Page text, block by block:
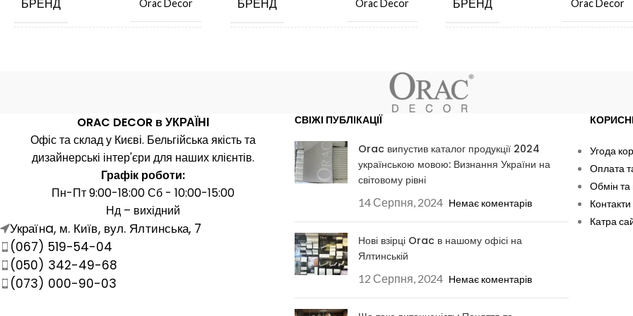
БРЕНД Orac Decor
ДОВЖИНА, ММ 2000
ШИРИНА, ММ 16
ВИСОТА, ММ 16
МАТЕРІАЛ
БРЕНД Orac Decor
Бельгія
ДОВЖИНА, ММ
ШИРИНА, ММ 29
ВИСОТА, ММ
Поліуретан
БРЕНД Orac Decor
КРАЇНА ВИРОБНИК
45
МАТЕРІАЛ
ORAC DECOR в УКРАЇНІ
Офіс та склад у Києві. Бельгійська якість та
дизайнерські інтер'єри для наших клієнтів.
Графік роботи:
Пн-Пт 9:00-18:00 Сб - 10:00-15:00
Нд – вихідний
Українa, м. Київ, вул. Ялтинська, 7
(067) 519-54-04
(050) 342-49-68
(073) 000-90-03
СВІЖІ ПУБЛІКАЦІЇ
Orac випустив каталог продукції 2024
українською мовою: Визнання України на
світовому рівні
14 Серпня, 2024 Немає коментарів
Нові взірці Orac в нашому офісі на
Ялтинській
12 Серпня, 2024 Немає коментарів
Угода
Оплата
Обмін
Контакти
Катра